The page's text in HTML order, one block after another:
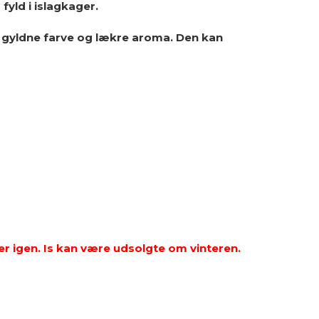
i islagkager.
farve og lækre aroma. Den kan
igen. Is kan være udsolgte om vinteren.